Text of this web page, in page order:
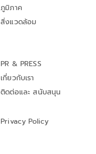
ภูมิภาค
สิ่งแวดล้อม
PR & PRESS
เกี่ยวกับเรา
ติดต่อและ สนับสนุน
Privacy Policy